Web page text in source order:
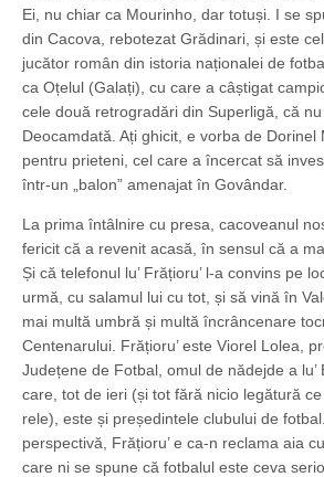
Ei, nu chiar ca Mourinho, dar totuși. I se
din Cacova, rebotezat Grădinari, și este
jucător român din istoria naționalei de
ca Oțelul (Galați), cu care a câștigat
cele două retrogradări din Superligă, că nu
Deocamdată. Ați ghicit, e vorba de Dorinel
pentru prieteni, cel care a încercat să
într-un „balon” amenajat în Govândar.
La prima întâlnire cu presa, cacoveanul
fericit că a revenit acasă, în sensul că a
Și că telefonul lu’ Frățioru’ l-a convins pe
urmă, cu salamul lui cu tot, și să vină în
mai multă umbră și multă încrâncenare
Centenarului. Frățioru’ este Viorel Lolea,
Județene de Fotbal, omul de nădejde a lu’
care, tot de ieri (și tot fără nicio legătură
rele), este și președintele clubului de
perspectivă, Frățioru’ e ca-n reclama aia
care ni se spune că fotbalul este ceva